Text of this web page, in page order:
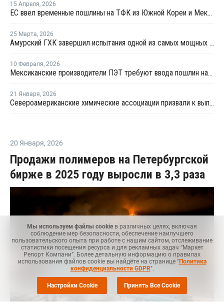
15 Апреля, 2026
ЕС ввел временные пошлины на ТФК из Южной Кореи и Мексики
25 Марта, 2026
Амурский ГХК завершил испытания одной из самых мощных и экологичных котельных в российском нефтегазохиме
10 Февраля, 2026
Мексиканские производители ПЭТ требуют ввода пошлин на продукцию Вьетнама и Малайзии
21 Января, 2026
Североамериканские химические ассоциации призвали к выполнению соглашения о свободной торговле
20 Января, 2026
Продажи полимеров на Петербургской
бирже в 2025 году выросли в 3,3 раза
Мы используем файлы cookie в различных целях, включая
соблюдение мер безопасности, обеспечение наилучшего
пользовательского опыта при работе с нашим сайтом, отслеживание
статистики посещения ресурса и для рекламных задач “Маркет
Репорт Компани”. Более детальную информацию о правилах
использования файлов cookie вы найдёте на странице "Политика
конфиденциальности GDPR".
Настройки Cookie Принять Все Cookie